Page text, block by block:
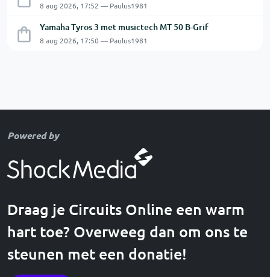
8 aug 2026, 17:52 — Paulus1981
Yamaha Tyros 3 met musictech MT 50 B-Grif
8 aug 2026, 17:50 — Paulus1981
Powered by
Draag je Circuits Online een warm
hart toe? Overweeg dan om ons te
steunen met een donatie!